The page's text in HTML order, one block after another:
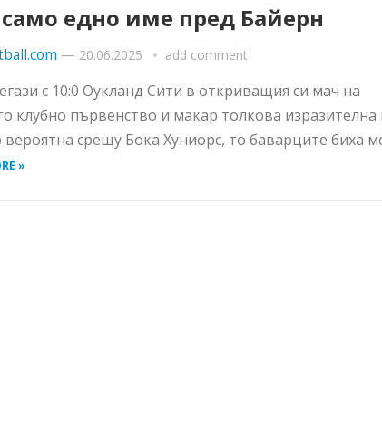
само едно име пред Байерн
— 20.06.2025 add comment
с 10:0 Оукланд Сити в откриващия си мач на
клубно първенство и макар толкова изразителна
срещу Бока Хуниорс, то баварците биха
»